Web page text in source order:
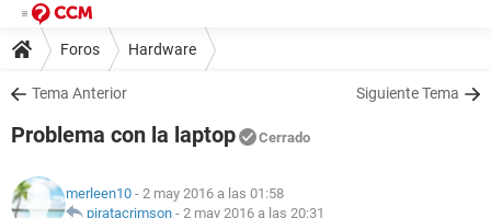
Foros Hardware
Tema Anterior Siguiente Tema
Problema con la laptop Cerrado
merleen10 - 2 may 2016 a las 01:58
piratacrimson - 2 may 2016 a las 20:31